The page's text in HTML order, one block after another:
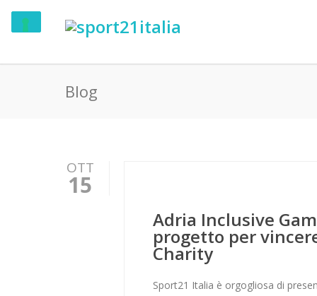
Blog
OTT
15
Adria Inclusive
progetto per
Charity
Sport21 Italia è orgogliosa di